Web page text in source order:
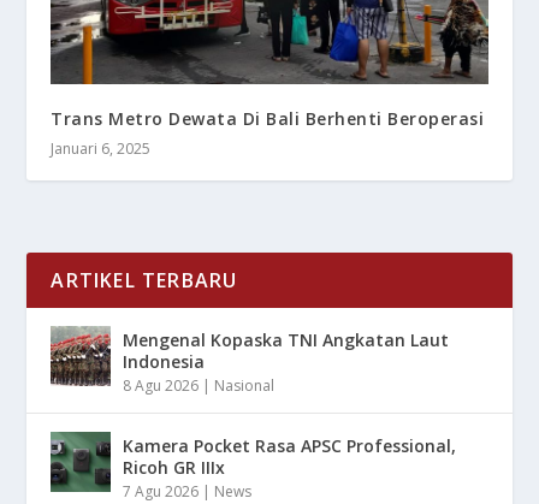
Trans Metro Dewata Di Bali Berhenti Beroperasi
Januari 6, 2025
ARTIKEL TERBARU
Mengenal Kopaska TNI Angkatan Laut
Indonesia
8 Agu 2026 | Nasional
Kamera Pocket Rasa APSC Professional,
Ricoh GR IIIx
7 Agu 2026 | News